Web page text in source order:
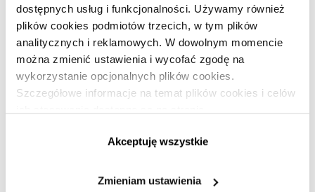
dostępnych usług i funkcjonalności. Używamy również
plików cookies podmiotów trzecich, w tym plików
analitycznych i reklamowych. W dowolnym momencie
można zmienić ustawienia i wycofać zgodę na
wykorzystanie opcjonalnych plików cookies.
Szczegółowe informacje na temat plików cookies i celów
Akceptuję wszystkie
Zmieniam ustawienia
Image not found
Co robić, gdy relacje z szefem
powodują frustrację? - komentarz 3